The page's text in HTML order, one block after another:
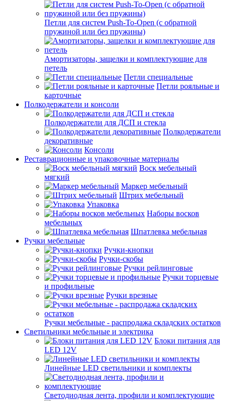
Петли для систем Push-To-Open (с обратной
пружиной или без пружины)
Амортизаторы, защелки и комплектующие для
петель
Петли специальные
Петли рояльные и
карточные
Полкодержатели и консоли
Полкодержатели для ДСП и стекла
Полкодержатели
декоративные
Консоли
Реставрационные и упаковочные материалы
Воск мебельный
мягкий
Маркер мебельный
Штрих мебельный
Упаковка
Наборы восков
мебельных
Шпатлевка мебельная
Ручки мебельные
Ручки-кнопки
Ручки-скобы
Ручки рейлинговые
Ручки торцевые
и профильные
Ручки врезные
Ручки мебельные - распродажа складских остатков
Светильники мебельные и электрика
Блоки питания для
LED 12V
Линейные LED светильники и комплекты
Светодиодная лента, профили и комплектующие